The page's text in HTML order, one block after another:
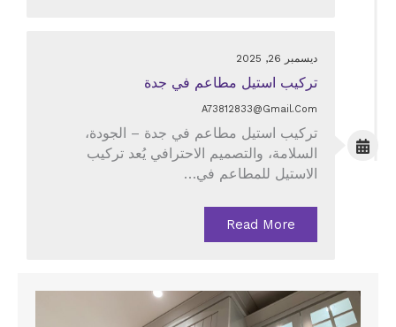
ديسمبر 26, 2025
تركيب استيل مطاعم في جدة
A73812833@gmail.com
تركيب استيل مطاعم في جدة – الجودة،
السلامة، والتصميم الاحترافي يُعد تركيب
الاستيل للمطاعم في…
Read More